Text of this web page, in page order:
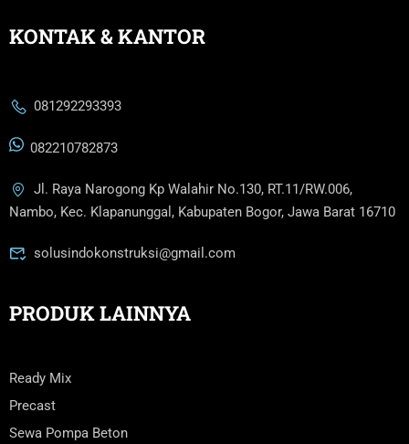
KONTAK & KANTOR
081292293393
082210782873
Jl. Raya Narogong Kp Walahir No.130, RT.11/RW.006,
Nambo, Kec. Klapanunggal, Kabupaten Bogor, Jawa Barat 16710
solusindokonstruksi@gmail.com
PRODUK LAINNYA
Ready Mix
Precast
Sewa Pompa Beton